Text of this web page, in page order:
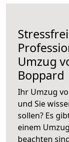
Umzug
Boppard
Ihr Umzug
und Sie
sollen? Es
einem
beachten